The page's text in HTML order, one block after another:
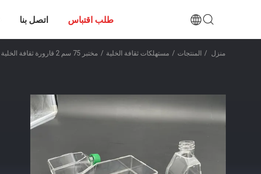
اتصل بنا طلب اقتباس
منزل / المنتجات / مستهلكات ثقافة الخلية / مختبر 75 سم 2 قارورة ثقافة الخلية TCT قارورة تنفيس معقمة